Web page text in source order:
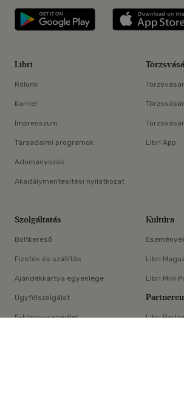
Libri applikáció
Libri
Rólunk
Karrier
Impresszum
Társadalmi programok
Adományozás
Akadálymentesítési nyilatkozat
Libri App
Szolgáltatás
Boltkereső
Fizetés és szállítás
Ajándékkártya egyenlege
Ügyfélszolgálat
E-könyv-segédlet
Kultúra
Libri
Libri Mini
Libri